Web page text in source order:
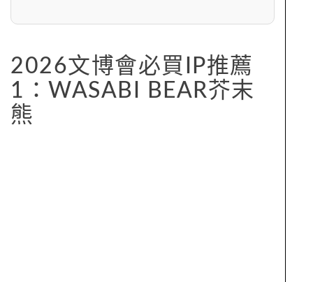
2026文博會必買IP推薦
1：WASABI BEAR芥末
熊